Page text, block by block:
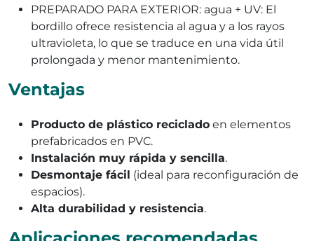
PREPARADO PARA EXTERIOR: agua + UV: El
bordillo ofrece resistencia al agua y a los rayos
ultravioleta, lo que se traduce en una vida útil
prolongada y menor mantenimiento.
Ventajas
Producto de plástico reciclado en elementos
prefabricados en PVC.
Instalación muy rápida y sencilla.
Desmontaje fácil (ideal para reconfiguración de
espacios).
Alta durabilidad y resistencia.